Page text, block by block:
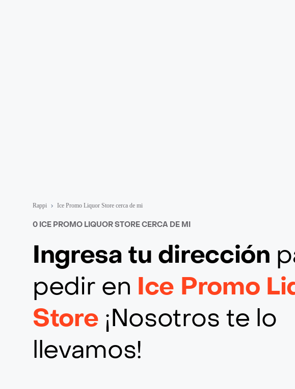
Rappi Ice Promo Liquor Store cerca de mi
0 ICE PROMO LIQUOR STORE CERCA DE MI
Ingresa tu dirección
pedir en Ice Promo
Store ¡Nosotros te lo
llevamos!